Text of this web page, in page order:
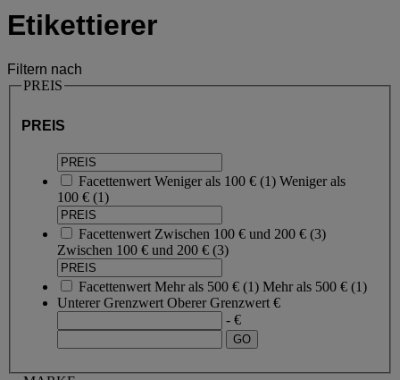
Etikettierer
Filtern nach
PREIS
PREIS
Facettenwert Weniger als 100 € (1) Weniger als
100 € (1)
Facettenwert Zwischen 100 € und 200 € (3)
Zwischen 100 € und 200 € (3)
Facettenwert Mehr als 500 € (1) Mehr als 500 € (1)
Unterer Grenzwert Oberer Grenzwert €
- €